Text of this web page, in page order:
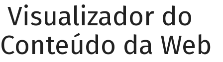
Visualizador do
Conteúdo da Web